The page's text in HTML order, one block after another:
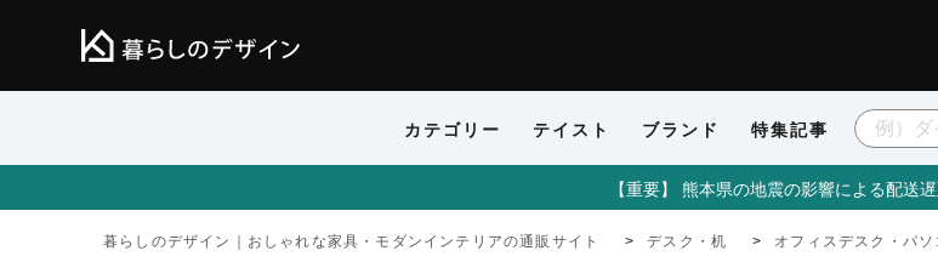
カテゴリー テイスト ブランド 特集記事
【重要】 熊本県の地震の影響による配送
暮らしのデザイン｜おしゃれな家具・モダンインテリアの通販サイト デスク・机 オフィスデスク・パソ